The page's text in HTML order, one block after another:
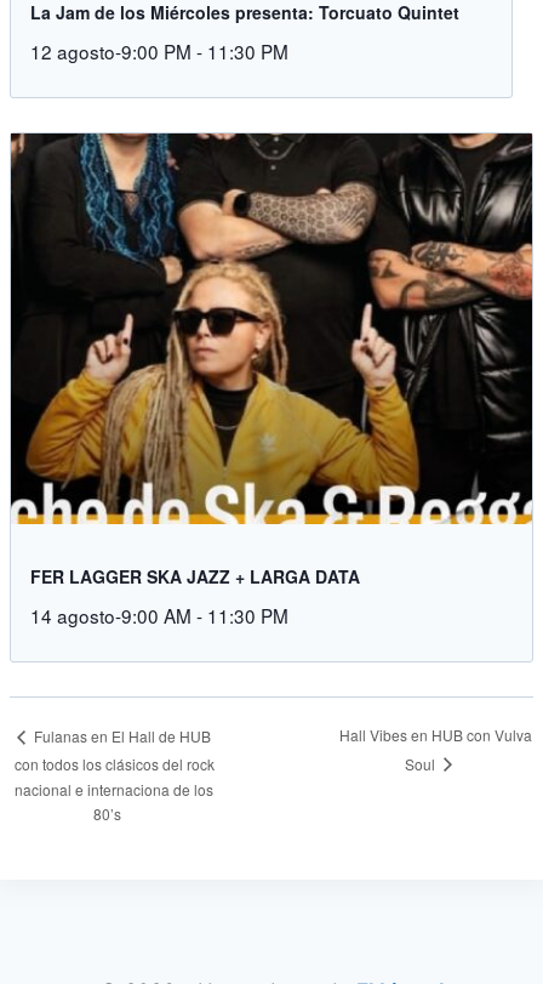
La Jam de los Miércoles presenta: Torcuato Quintet
12 agosto-9:00 PM - 11:30 PM
FER LAGGER SKA JAZZ + LARGA DATA
14 agosto-9:00 AM - 11:30 PM
Fulanas en El Hall de HUB
con todos los clásicos del rock
nacional e internaciona de los
80’s
Hall Vibes en HUB con Vulva
Soul